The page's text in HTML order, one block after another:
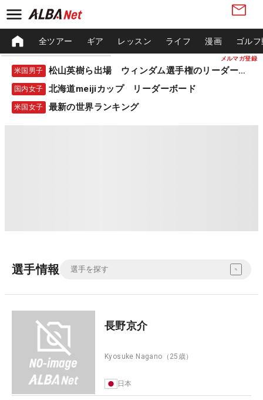
メルマガ登録
全ツアー ギア レッスン ライフ 漫画 ゴル
米国男子 松山英樹ら出場 ウィンダム選手権のリーダーボード
国内女子 北海道meijiカップ リーダーボード
米国女子 最新の世界ランキング
選手情報
長野京介
Kyosuke Nagano （25歳）
日本